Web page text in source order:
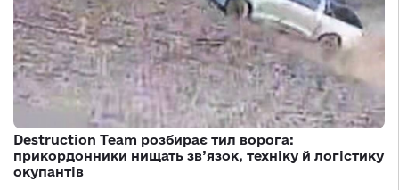
Destruction Team розбирає тил ворога:
прикордонники нищать зв’язок, техніку й логістику
окупантів